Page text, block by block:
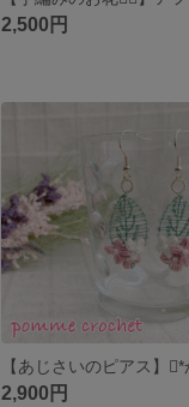
2,500円
2,900円